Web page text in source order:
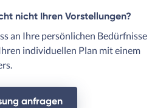
nicht Ihren Vorstellungen?
an Ihre persönlichen Bedürfnisse
individuellen Plan mit einem
anfragen